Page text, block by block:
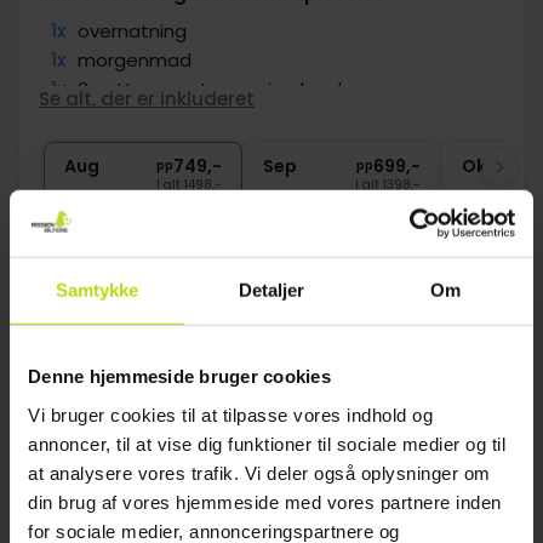
Samtykke Detaljer Om
Denne hjemmeside bruger cookies
Vi bruger cookies til at tilpasse vores indhold og
annoncer, til at vise dig funktioner til sociale medier og til
at analysere vores trafik. Vi deler også oplysninger om
din brug af vores hjemmeside med vores partnere inden
for sociale medier, annonceringspartnere og
1x overnatning
1x morgenmad
1x 3-retters gastronomi oplevelse
∞ God beliggenhed
Se alt, der er inkluderet
Aug pp749,-
I alt 1498,-
Sep pp699,-
I alt 1398,-
Okt
1
FAQ
Hvad er de bedste ting at lave i Book et billigt
ophold og Oplev Ry om
vinteren/sommeren/foråret/efteråret?